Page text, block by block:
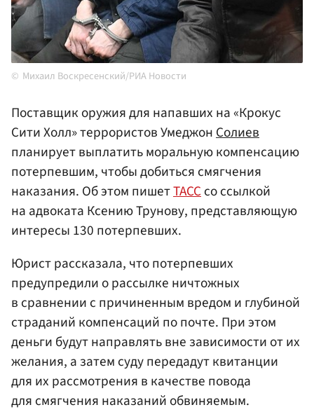
Михаил Воскресенский/РИА Новости
Поставщик оружия для напавших на «Крокус
Сити Холл» террористов УмеджонСолиев
планирует выплатить моральную компенсацию
потерпевшим, чтобы добиться смягчения
наказания. Об этом пишетТАССсо ссылкой
на адвоката Ксению Трунову, представляющую
интересы 130 потерпевших.
Юрист рассказала, что потерпевших
предупредили о рассылке ничтожных
в сравнении с причиненным вредом и глубиной
страданий компенсаций по почте. При этом
деньги будут направлять вне зависимости от их
желания, а затем суду передадут квитанции
для их рассмотрения в качестве повода
для смягчения наказаний обвиняемым.